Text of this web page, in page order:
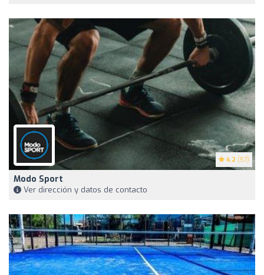
4.2 (57)
Modo Sport
Ver dirección y datos de contacto